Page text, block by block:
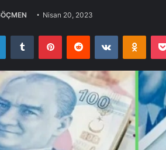
Nisan 20, 2023
LinkedInTumblr PinterestReddit VKontakte